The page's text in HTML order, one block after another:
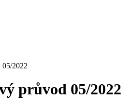
2022
průvod 05/2022